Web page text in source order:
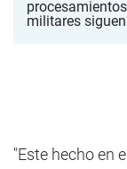
"Este hecho en